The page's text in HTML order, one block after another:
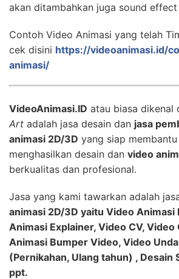
akan ditambahkan juga sound
Contoh Video Animasi yang telah
cek disini https://videoanimasi.id/
animasi/
VideoAnimasi.ID atau biasa dikenal
Art adalah jasa desain dan jasa
animasi 2D/3D yang siap
menghasilkan desain dan video
berkualitas dan profesional.
Jasa yang kami tawarkan adalah
animasi 2D/3D yaitu Video Animasi
Animasi Explainer, Video CV,
Animasi Bumper Video, Video
(Pernikahan, Ulang tahun) , Desain
ppt.